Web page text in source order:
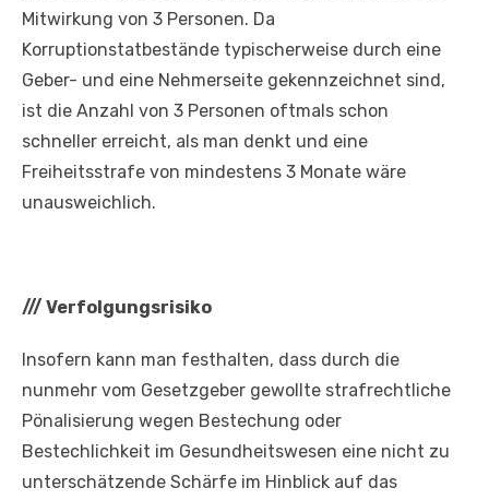
Mitwirkung von 3 Personen. Da
Korruptionstatbestände typischerweise durch eine
Geber- und eine Nehmerseite gekennzeichnet sind,
ist die Anzahl von 3 Personen oftmals schon
schneller erreicht, als man denkt und eine
Freiheitsstrafe von mindestens 3 Monate wäre
unausweichlich.
/// Verfolgungsrisiko
Insofern kann man festhalten, dass durch die
nunmehr vom Gesetzgeber gewollte strafrechtliche
Pönalisierung wegen Bestechung oder
Bestechlichkeit im Gesundheitswesen eine nicht zu
unterschätzende Schärfe im Hinblick auf das